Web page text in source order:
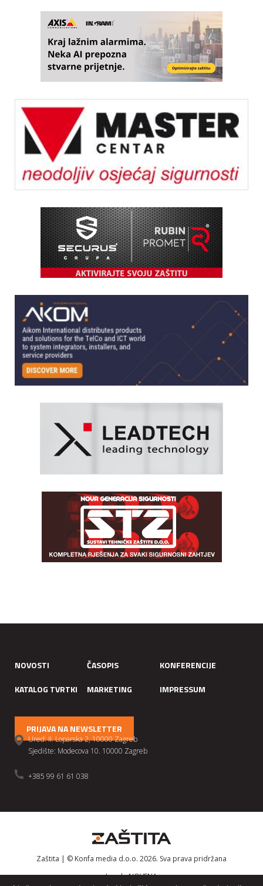
NOVOSTI ČASOPIS
KONFERENCIJE
KATALOG TVRTKI
MARKETING IMPRESSUM
PRIJAVA NA NEWSLETTER
Ured: II. Loparska 2, 10000 Zagreb
Sjedište: Modecova 10. 10000 Zagreb
+385 99 61 61 038
Zaštita | © Konfa media d.o.o. 2026. Sva prava pridržana
IzradaNOVENA